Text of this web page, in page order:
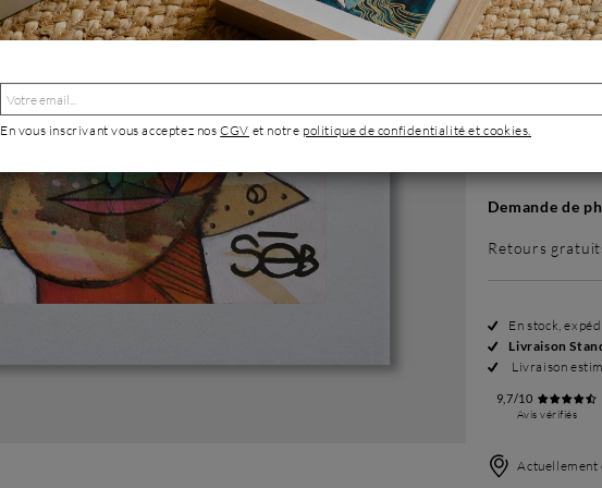
114 €
Demande de
Retours
En stock,
Livraison
Livraison
9,7/10
Avis vérifiés
Actuellement
En vous inscrivant vous acceptez nosCGV et notre politique de confidentialité et cookies.